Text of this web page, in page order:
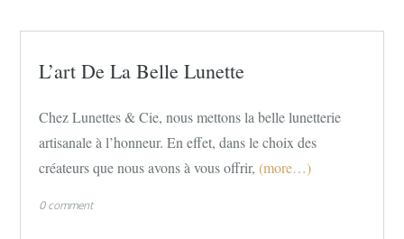
L’art De La Belle Lunette
Chez Lunettes & Cie, nous mettons la belle lunetterie
artisanale à l’honneur. En effet, dans le choix des
créateurs que nous avons à vous offrir, (more…)
0 comment